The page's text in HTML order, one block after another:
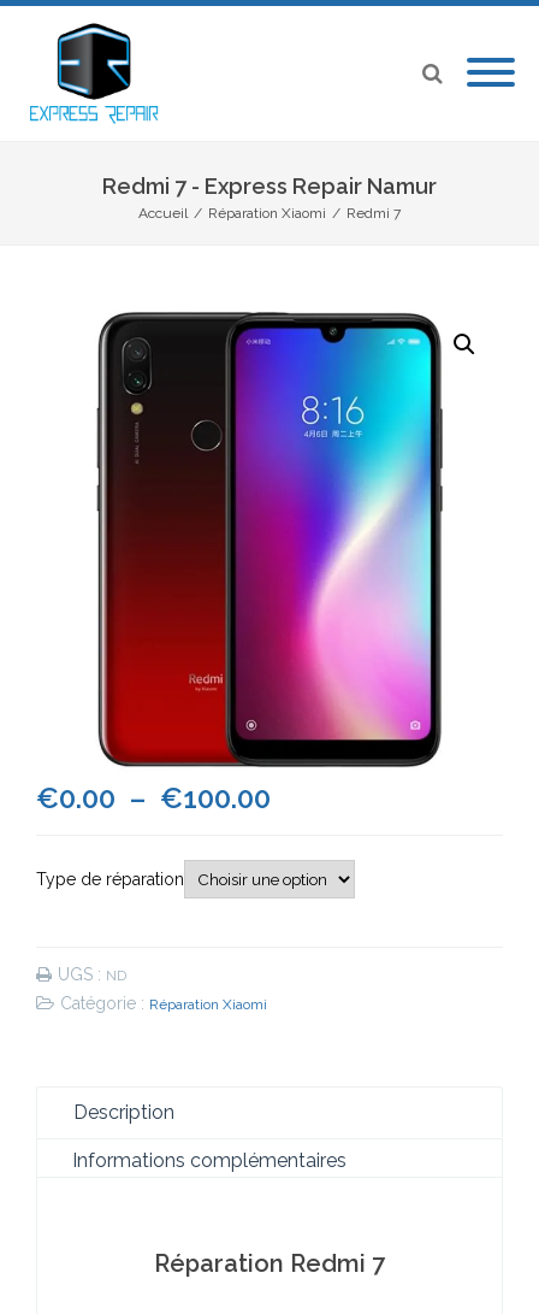
Redmi 7 - Express Repair Namur
Accueil / Réparation Xiaomi / Redmi 7
€0.00 – €100.00
prix :
Type de réparation
UGS : ND
Catégorie : Réparation Xiaomi
Description
Informations complémentaires
Réparation Redmi 7